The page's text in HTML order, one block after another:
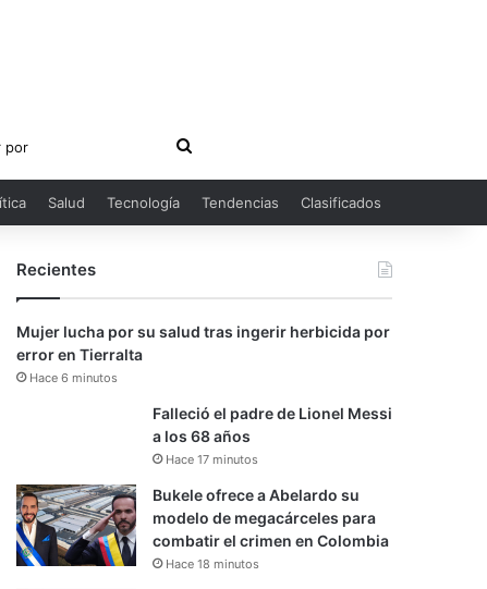
Buscar
por
Salud Tecnología Tendencias Clasificados
Recientes
Mujer lucha por su salud tras ingerir herbicida por
error en Tierralta
Hace 6 minutos
Falleció el padre de Lionel Messi
a los 68 años
Hace 17 minutos
Bukele ofrece a Abelardo su
modelo de megacárceles para
combatir el crimen en Colombia
Hace 18 minutos